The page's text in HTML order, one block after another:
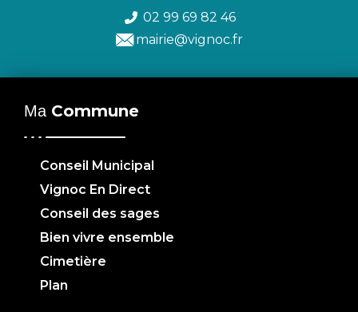
02 99 69 82 46
mairie@vignoc.fr
Ma Commune
Conseil Municipal
Vignoc En Direct
Conseil des sages
Bien vivre ensemble
Cimetière
Plan